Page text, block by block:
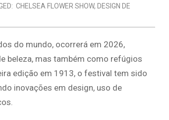
CHELSEA FLOWER SHOW, DESIGN DE
do mundo, ocorrerá em 2026,
beleza, mas também como refúgios
edição em 1913, o festival tem sido
inovações em design, uso de